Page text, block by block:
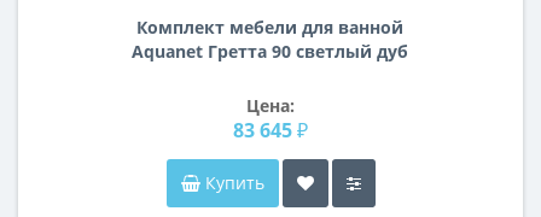
Комплект мебели для ванной
Aquanet Гретта 90 светлый дуб
Цена:
83 645 ₽
Купить